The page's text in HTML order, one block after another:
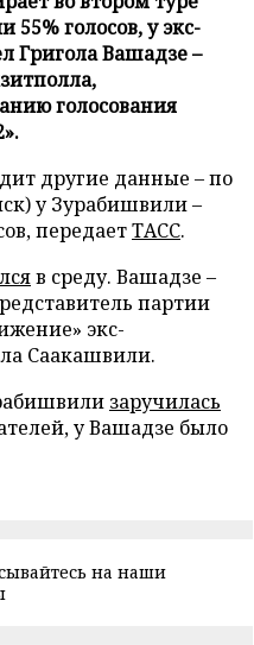
55% голосов, у экс-
Григола Вашадзе –
голосования
другие данные – по
у Зурабишвили –
передаетТАСС.
в среду. Вашадзе –
партии
экс-
Саакашвили.
заручилась
у Вашадзе было
на наши